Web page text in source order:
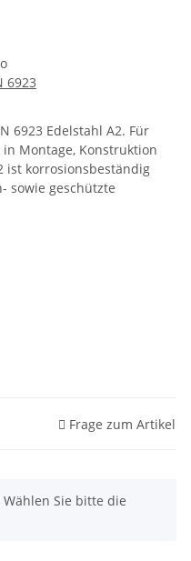
6923
6923 Edelstahl A2. Für
Montage, Konstruktion
ist korrosionsbeständig
sowie geschützte
Frage zum Artikel
Sie bitte die